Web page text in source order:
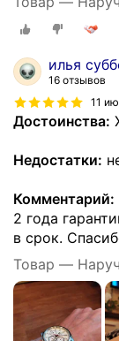
илья
16 отзывов
11
Достоинства:
Недостатки:
Комментарий:
2 года
в срок.
Товар —